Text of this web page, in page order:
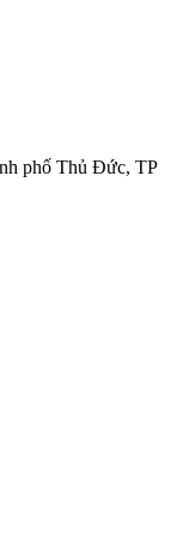
phố Thủ Đức, TP